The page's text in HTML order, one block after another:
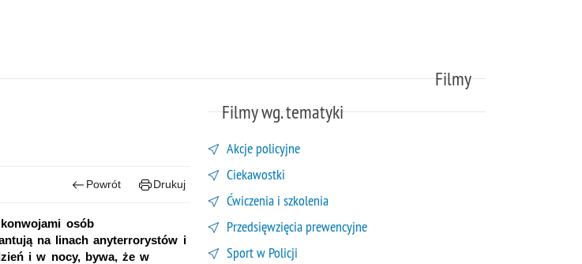
Filmy
Powrót Drukuj
osób
na linach anyterrorystów i
i w nocy, bywa, że w
Filmy wg. tematyki
Akcje policyjne
Ciekawostki
Ćwiczenia i szkolenia
Przedsięwzięcia prewencyjne
Sport w Policji